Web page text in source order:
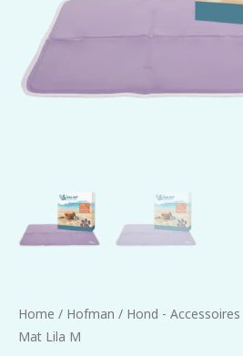
Home / Hofman / Hond - Accessoires
Mat Lila M